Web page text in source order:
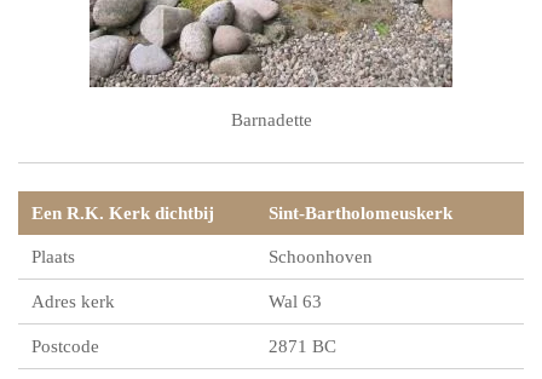
Barnadette
Een R.K. Kerk dichtbij Sint-Bartholomeuskerk
Plaats Schoonhoven
Adres kerk Wal 63
Postcode 2871 BC